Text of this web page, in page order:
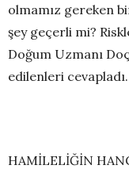
olmamız gereken
şey geçerli mi?
Doğum Uzmanı
edilenleri
HAMİLELİĞİN